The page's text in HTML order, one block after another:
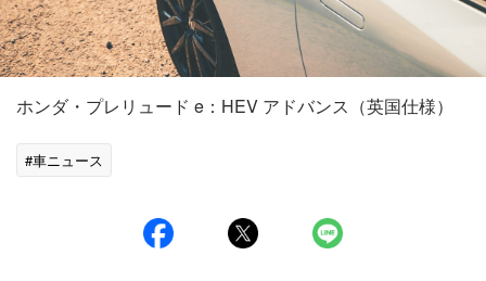
ホンダ・プレリュード e：HEV アドバンス（英国仕様）
#車ニュース